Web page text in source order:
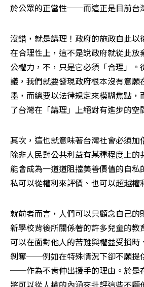
於公眾的正當性──而這正是目前台
沒錯，就是講理！政府的施政自此以
在合理性上，這不是說政府就從此放
公權力，不，只是它必須「合理」。
議，我們就要發現政府根本沒有意願
墨，而總要以法律規定來模糊焦點，
了台灣在「講理」上絕對有進步的空
其次，這也就意味著台灣社會必須加
除非人民對公共利益有某種程度上的
能會成為一道道阻擋美善價值的自
私可以從權利來評價、也可以超越權
就前者而言，人們可以只顧念自己的
新學校背後所關係著的許多兒童的教
可以在面對他人的苦難與權益受損時
剝奪──例如在特殊情況下卻不願提
──作為不肯伸出援手的理由。於是
將可以從人權的內涵來批評這些不顧